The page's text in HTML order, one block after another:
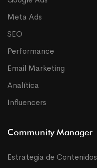
Meta Ads
SEO
Performance
Email Marketing
Analítica
Influencers
Community Manager
Estrategia de Contenidos